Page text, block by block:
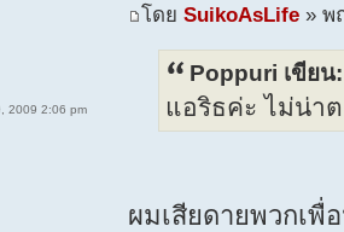
โดยSuikoAsLife » พ
Poppuri เขียน:
แอริธค่ะ ไม่น่า
ผมเสียดายพวกเพื่
2009 2:06 pm